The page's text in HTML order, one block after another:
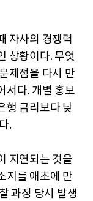
자사의 경쟁력
상황이다. 무엇
제점을 다시 만
서다. 개별 홍보
행 금리보다 낮
.
지연되는 것을
지를 애초에 만
과정 당시 발생